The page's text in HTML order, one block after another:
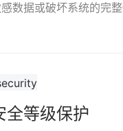
数据或破坏系统的完
全等级保护